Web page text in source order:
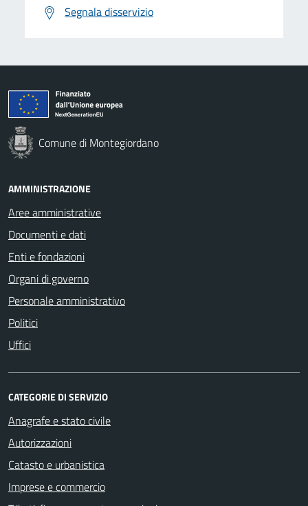
Segnala disservizio
Comune di Montegiordano
AMMINISTRAZIONE
Aree amministrative
Documenti e dati
Enti e fondazioni
Organi di governo
Personale amministrativo
Politici
Uffici
CATEGORIE DI SERVIZIO
Anagrafe e stato civile
Autorizzazioni
Catasto e urbanistica
Imprese e commercio